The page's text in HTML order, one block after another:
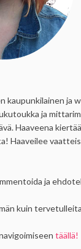
kaupunkilainen ja
ja
Haaveena
Haaveilee
ja
kuin
täällä!